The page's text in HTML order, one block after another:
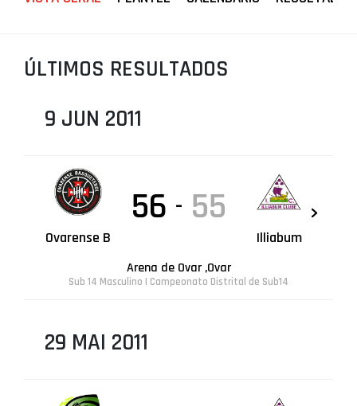
LIGA BETCLIC MASCULINA
LIGA BETCLIC FEMININA
ÚLTIMOS RESULTADOS
9 JUN 2011
Ovarense B
56 - 55
Illiabum
Arena de Ovar ,Ovar
Sub 14 Masculino | Campeonato Distrital de Sub14
29 MAI 2011